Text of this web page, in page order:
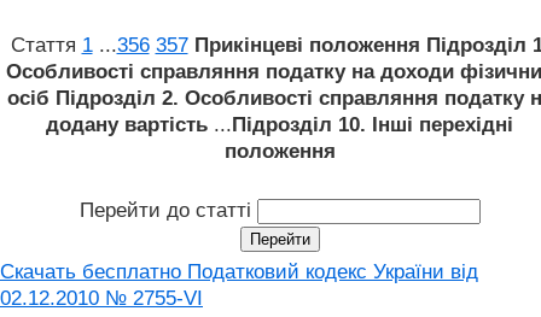
Стаття 1 ...356 357 Прикінцеві положення Підрозділ
Особливості справляння податку на доходи
осіб Підрозділ 2. Особливості справляння податку
додану вартість ...Підрозділ 10. Інші перехідні
положення
Перейти до статті
Скачать бесплатно Податковий кодекс України від
02.12.2010 № 2755-VI